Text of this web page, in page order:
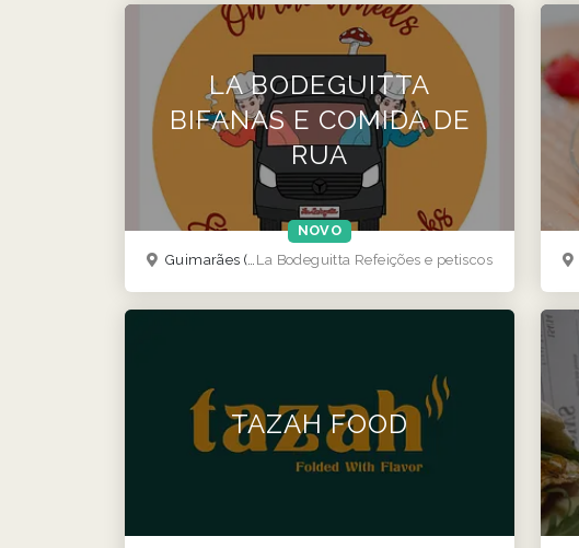
NOVO
LA BODEGUITTA
BIFANAS E COMIDA DE
RUA
La Bodeguitta Refeições e petiscos
Guimarães (Viseu Coimbra guarda norte )
TAZAH FOOD